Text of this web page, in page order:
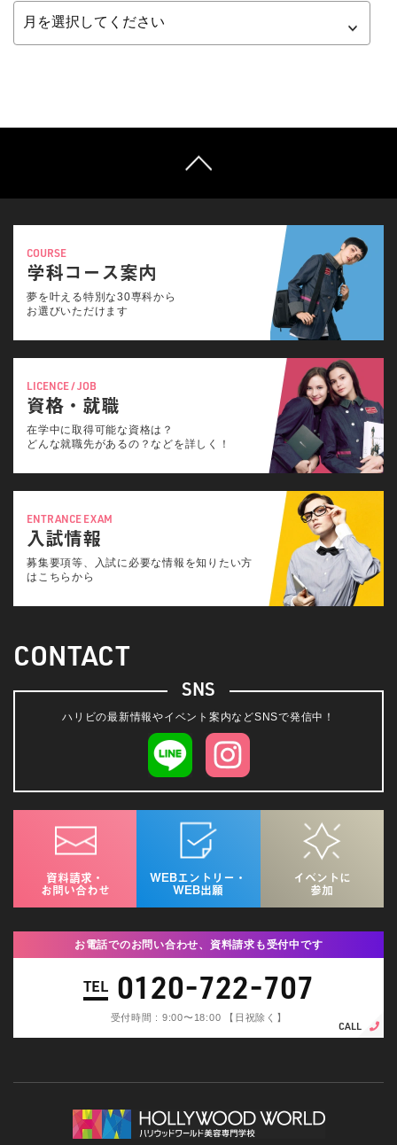
COURSE
学科コース案内
夢を叶える特別な30専科から
お選びいただけます
LICENCE / JOB
資格・就職
在学中に取得可能な資格は？
どんな就職先があるの？などを詳しく！
ENTRANCE EXAM
入試情報
募集要項等、入試に必要な情報を知りたい方
はこちらから
CONTACT
SNS
ハリビの最新情報やイベント案内などSNSで発信中！
資料請求・
お問い合わせ
WEBエントリー・
WEB出願
イベントに
参加
お電話でのお問い合わせ、資料請求も受付中です
TEL 0120-722-707
受付時間 : 9:00〜18:00 【日祝除く】
CALL